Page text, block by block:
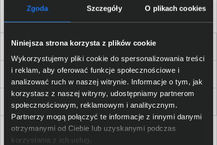
Zgoda Szczegóły O plikach cookies
Niniejsza strona korzysta z plików cookie
Wykorzystujemy pliki cookie do spersonalizowania treści
i reklam, aby oferować funkcje społecznościowe i
analizować ruch w naszej witrynie. Informacje o tym, jak
korzystasz z naszej witryny, udostępniamy partnerom
społecznościowym, reklamowym i analitycznym.
Partnerzy mogą połączyć te informacje z innymi danymi
otrzymanymi od Ciebie lub uzyskanymi podczas
korzystania z ich usług.
Dla Firm i Instytucji
Zakupy
Delkom 2000